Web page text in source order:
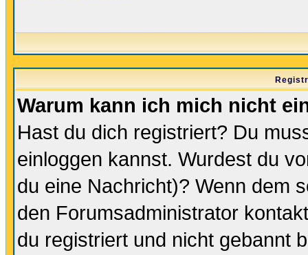
Warum kann ich mich nicht
Hast du dich registriert? Du
einloggen kannst. Wurdest du
du eine Nachricht)? Wenn dem
den Forumsadministrator
du registriert und nicht gebannt